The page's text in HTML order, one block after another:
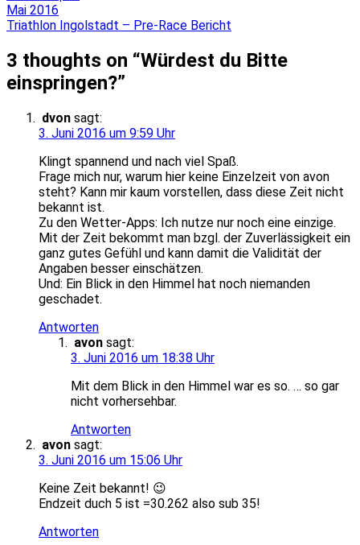
Beitragsnavigation
Mai 2016
Triathlon Ingolstadt – Pre-Race Bericht
3 thoughts on “Würdest du Bitte
einspringen?”
dvon sagt:
3. Juni 2016 um 9:59 Uhr
Klingt spannend und nach viel Spaß.
Frage mich nur, warum hier keine Einzelzeit von avon
steht? Kann mir kaum vorstellen, dass diese Zeit nicht
bekannt ist.
Zu den Wetter-Apps: Ich nutze nur noch eine einzige.
Mit der Zeit bekommt man bzgl. der Zuverlässigkeit ein
ganz gutes Gefühl und kann damit die Validität der
Angaben besser einschätzen.
Und: Ein Blick in den Himmel hat noch niemanden
geschadet.
Antworten
avon sagt:
3. Juni 2016 um 18:38 Uhr
Mit dem Blick in den Himmel war es so. … so gar
nicht vorhersehbar.
Antworten
avon sagt:
3. Juni 2016 um 15:06 Uhr
Keine Zeit bekannt! 😉
Endzeit duch 5 ist =30.262 also sub 35!
Antworten